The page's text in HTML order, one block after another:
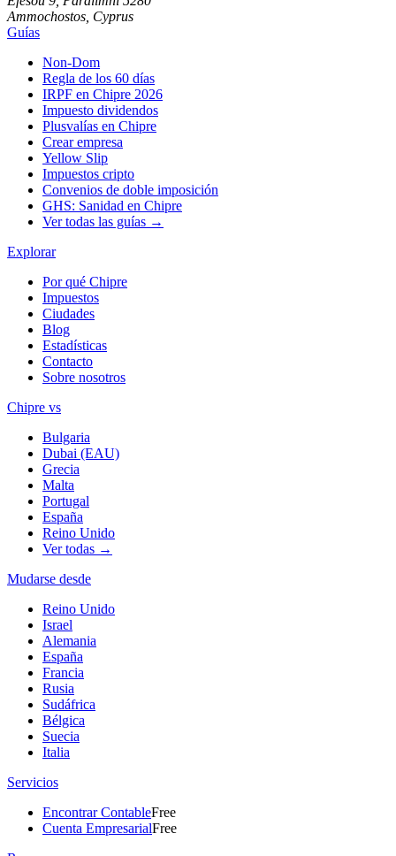
Ammochostos, Cyprus
Guías
Non-Dom
Regla de los 60 días
IRPF en Chipre 2026
Impuesto dividendos
Plusvalías en Chipre
Crear empresa
Yellow Slip
Impuestos cripto
Convenios de doble imposición
GHS: Sanidad en Chipre
Ver todas las guías →
Explorar
Por qué Chipre
Impuestos
Ciudades
Blog
Estadísticas
Contacto
Sobre nosotros
Chipre vs
Bulgaria
Dubai (EAU)
Grecia
Malta
Portugal
España
Reino Unido
Ver todas →
Mudarse desde
Reino Unido
Israel
Alemania
España
Francia
Rusia
Sudáfrica
Bélgica
Suecia
Italia
Servicios
Encontrar ContableFree
Cuenta EmpresarialFree